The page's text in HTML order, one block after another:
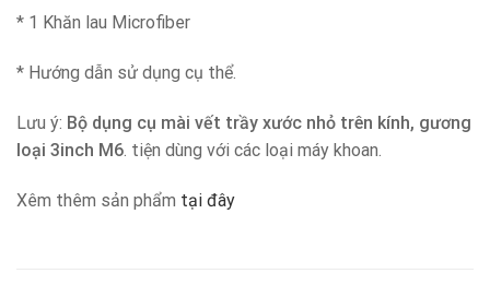
* 1 Khăn lau Microfiber
* Hướng dẫn sử dụng cụ thể.
Lưu ý: Bộ dụng cụ mài vết trầy xước nhỏ trên kính, gương
loại 3inch M6 . tiện dùng với các loại máy khoan.
Xêm thêm sản phẩm tại đây